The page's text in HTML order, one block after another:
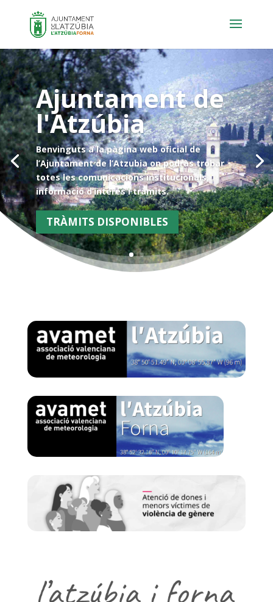
Ajuntament de
l'Atzúbia
Benvinguts a la pàgina web oficial de
l’Ajuntament de l’Atzubia on podràs trobar
totes les comunicacions institucionals,
informació d’interés i tràmits.
TRÀMITS DISPONIBLES